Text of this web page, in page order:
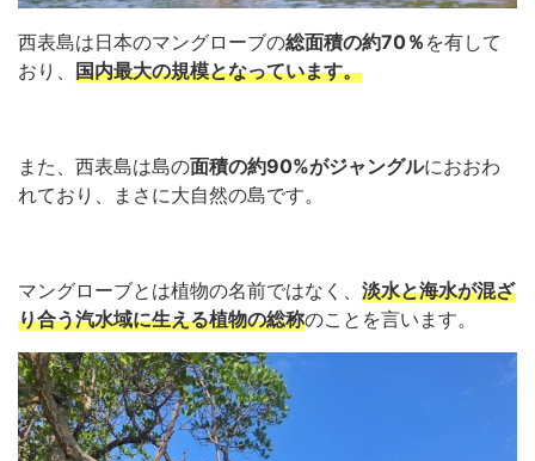
西表島は日本のマングローブの総面積の約70％ を有して
おり、 国内最大の規模となっています。
また、西表島は島の面積の約90%がジャングルにおおわ
れており、まさに大自然の島です。
マングローブとは植物の名前ではなく、 淡水と海水が混ざ
り合う汽水域に生える植物の総称のことを言います。